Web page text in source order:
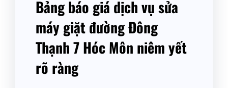
Bảng báo giá dịch vụ sửa
máy giặt đường Đông
Thạnh 7 Hóc Môn niêm yết
rõ ràng